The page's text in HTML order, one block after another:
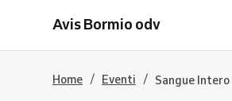
Avis Bormio odv
Home / Eventi / Sangue Intero